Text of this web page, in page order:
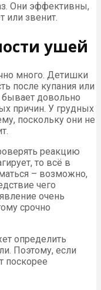
Они эффективны,
или звенит.
ушей
много. Детишки
после купания или
довольно
причин. У грудных
поскольку они не
реакцию
то всё в
– возможно,
чего
очень
срочно
определить
Поэтому, если
поскорее